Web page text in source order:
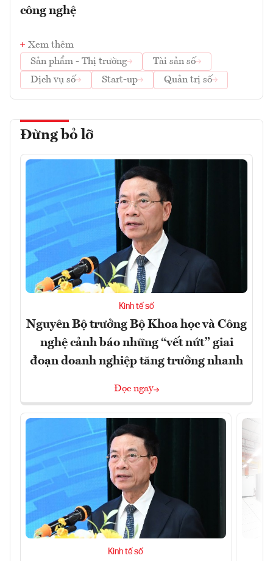
công nghệ
Xem thêm
Sản phẩm - Thị trường
Tài sản số
Dịch vụ số
Start-up Quản trị số
Đừng bỏ lỡ
Kinh tế số
Nguyên Bộ trưởng Bộ Khoa học và Công
nghệ cảnh báo những “vết nứt” giai
đoạn doanh nghiệp tăng trưởng nhanh
Đọc ngay
Kinh tế số